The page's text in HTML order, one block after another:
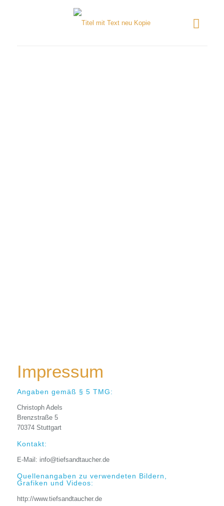
Impressum
Angaben gemäß § 5 TMG:
Christoph Adels
Brenzstraße 5
70374 Stuttgart
Kontakt:
E-Mail: info@tiefsandtaucher.de
Quellenangaben zu verwendeten Bildern,
Grafiken und Videos:
http://www.tiefsandtaucher.de